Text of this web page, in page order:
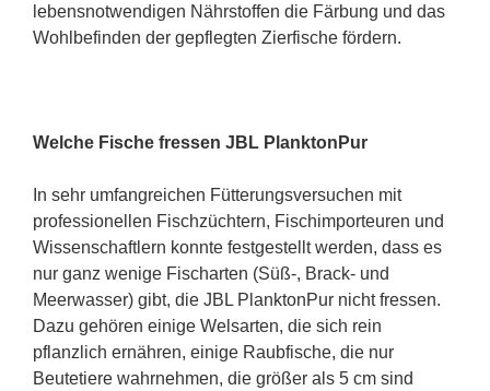
lebensnotwendigen Nährstoffen die Färbung und das
Wohlbefinden der gepflegten Zierfische fördern.
Welche Fische fressen JBL PlanktonPur
In sehr umfangreichen Fütterungsversuchen mit
professionellen Fischzüchtern, Fischimporteuren und
Wissenschaftlern konnte festgestellt werden, dass es
nur ganz wenige Fischarten (Süß-, Brack- und
Meerwasser) gibt, die JBL PlanktonPur nicht fressen.
Dazu gehören einige Welsarten, die sich rein
pflanzlich ernähren, einige Raubfische, die nur
Beutetiere wahrnehmen, die größer als 5 cm sind